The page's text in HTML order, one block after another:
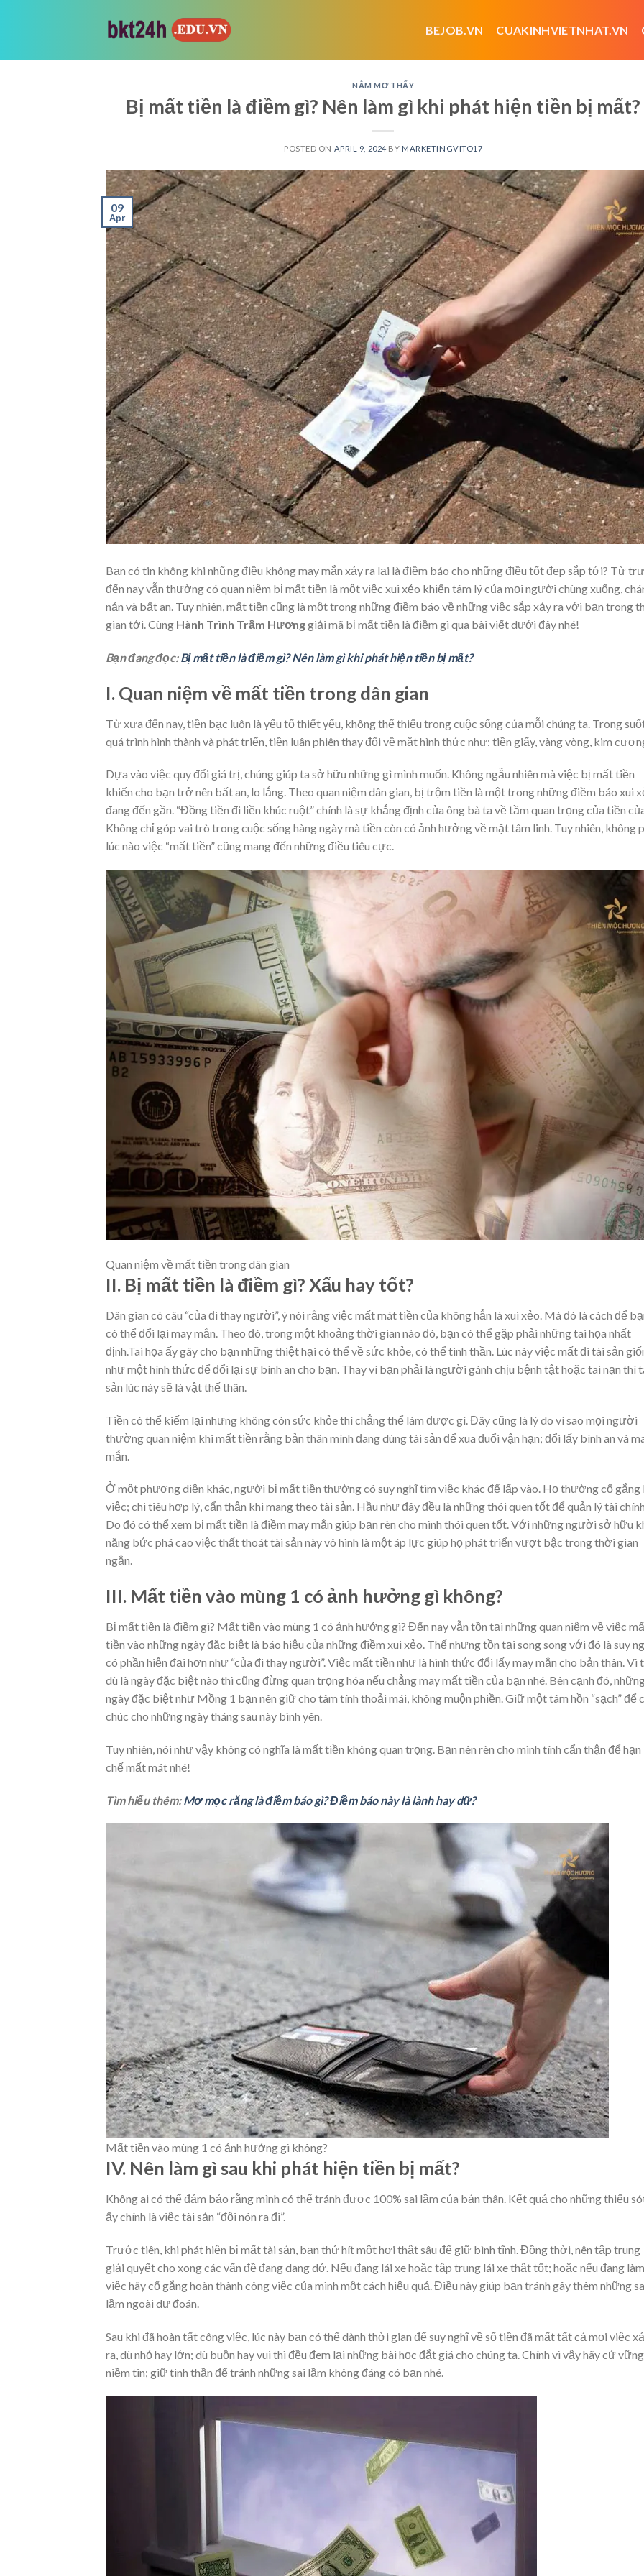
BEJOB.VN CUAKINHVIETNHAT.VN
NẰM MƠ THẤY
Bị mất tiền là điềm gì? Nên làm gì khi phát hiện tiền bị mất?
POSTED ON APRIL 9, 2024 BY MARKETINGVITO17
09
Apr
Bạn có tin không khi những điều không may mắn xảy ra lại là điềm báo cho những điều tốt đẹp sắp tới? Từ
đến nay vẫn thường có quan niệm bị mất tiền là một việc xui xẻo khiến tâm lý của mọi người chùng xuống,
nản và bất an. Tuy nhiên, mất tiền cũng là một trong những điềm báo về những việc sắp xảy ra với bạn trong
gian tới. Cùng Hành Trình Trầm Hươnggiải mã bị mất tiền là điềm gì qua bài viết dưới đây nhé!
Bạn đang đọc:Bị mất tiền là điềm gì? Nên làm gì khi phát hiện tiền bị mất?
I. Quan niệm về mất tiền trong dân gian
Từ xưa đến nay, tiền bạc luôn là yếu tố thiết yếu, không thể thiếu trong cuộc sống của mỗi chúng ta. Trong
quá trình hình thành và phát triển, tiền luân phiên thay đổi về mặt hình thức như: tiền giấy, vàng vòng, kim
Dựa vào việc quy đổi giá trị, chúng giúp ta sở hữu những gì mình muốn. Không ngẫu nhiên mà việc bị mất tiền
khiến cho bạn trở nên bất an, lo lắng. Theo quan niệm dân gian, bị trộm tiền là một trong những điềm báo xui
đang đến gần. “Đồng tiền đi liền khúc ruột” chính là sự khẳng định của ông bà ta về tầm quan trọng của tiền
Không chỉ góp vai trò trong cuộc sống hàng ngày mà tiền còn có ảnh hưởng về mặt tâm linh. Tuy nhiên, không
lúc nào việc “mất tiền” cũng mang đến những điều tiêu cực.
Quan niệm về mất tiền trong dân gian
II. Bị mất tiền là điềm gì? Xấu hay tốt?
Dân gian có câu “của đi thay người”, ý nói rằng việc mất mát tiền của không hẳn là xui xẻo. Mà đó là cách để
có thể đổi lại may mắn. Theo đó, trong một khoảng thời gian nào đó, bạn có thể gặp phải những tai họa nhất
định.Tai họa ấy gây cho bạn những thiệt hại có thể về sức khỏe, có thể tinh thần. Lúc này việc mất đi tài sản
như một hình thức để đổi lại sự bình an cho bạn. Thay vì bạn phải là người gánh chịu bệnh tật hoặc tai nạn thì
sản lúc này sẽ là vật thế thân.
Tiền có thể kiếm lại nhưng không còn sức khỏe thì chẳng thể làm được gì. Đây cũng là lý do vì sao mọi người
thường quan niệm khi mất tiền rằng bản thân mình đang dùng tài sản để xua đuổi vận hạn; đổi lấy bình an và
mắn.
Ở một phương diện khác, người bị mất tiền thường có suy nghĩ tìm việc khác để lấp vào. Họ thường cố gắng
việc; chi tiêu hợp lý, cẩn thận khi mang theo tài sản. Hầu như đây đều là những thói quen tốt để quản lý tài
Do đó có thể xem bị mất tiền là điềm may mắn giúp bạn rèn cho mình thói quen tốt. Với những người sở hữu
năng bức phá cao việc thất thoát tài sản này vô hình là một áp lực giúp họ phát triển vượt bậc trong thời gian
ngắn.
III. Mất tiền vào mùng 1 có ảnh hưởng gì không?
Bị mất tiền là điềm gì? Mất tiền vào mùng 1 có ảnh hưởng gì? Đến nay vẫn tồn tại những quan niệm về việc
tiền vào những ngày đặc biệt là báo hiệu của những điềm xui xẻo. Thế nhưng tồn tại song song với đó là suy
có phần hiện đại hơn như “của đi thay người”. Việc mất tiền như là hình thức đổi lấy may mắn cho bản thân. Vì
dù là ngày đặc biệt nào thì cũng đừng quan trọng hóa nếu chẳng may mất tiền của bạn nhé. Bên cạnh đó,
ngày đặc biệt như Mồng 1 bạn nên giữ cho tâm tính thoải mái, không muộn phiền. Giữ một tâm hồn “sạch” để
chúc cho những ngày tháng sau này bình yên.
Tuy nhiên, nói như vậy không có nghĩa là mất tiền không quan trọng. Bạn nên rèn cho mình tính cẩn thận để hạn
chế mất mát nhé!
Tìm hiểu thêm:Mơ mọc răng là điềm báo gì? Điềm báo này là lành hay dữ?
Mất tiền vào mùng 1 có ảnh hưởng gì không?
IV. Nên làm gì sau khi phát hiện tiền bị mất?
Không ai có thể đảm bảo rằng mình có thể tránh được 100% sai lầm của bản thân. Kết quả cho những thiếu
ấy chính là việc tài sản “đội nón ra đi”.
Trước tiên, khi phát hiện bị mất tài sản, bạn thử hít một hơi thật sâu để giữ bình tĩnh. Đồng thời, nên tập trung
giải quyết cho xong các vấn đề đang dang dở. Nếu đang lái xe hoặc tập trung lái xe thật tốt; hoặc nếu đang làm
việc hãy cố gắng hoàn thành công việc của mình một cách hiệu quả. Điều này giúp bạn tránh gây thêm những
lầm ngoài dự đoán.
Sau khi đã hoàn tất công việc, lúc này bạn có thể dành thời gian để suy nghĩ về số tiền đã mất tất cả mọi việc
ra, dù nhỏ hay lớn; dù buồn hay vui thì đều đem lại những bài học đắt giá cho chúng ta. Chính vì vậy hãy cứ vững
niềm tin; giữ tinh thần để tránh những sai lầm không đáng có bạn nhé.